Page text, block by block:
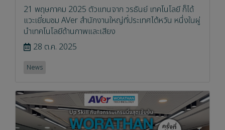
21 พฤษภาคม 2025 ตัวแทนจาก วรธันย์ เทคโนโลยี ก็ได้
แวะเยี่ยมชม AVer สำนักงานใหญ่ที่ประเทศไต้หวัน หนึ่งในผู่
นำเทคโนโลยีด้านภาพและเสียง
28 ต.ค. 2025
News